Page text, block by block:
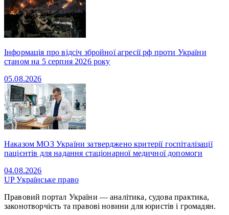
Інформація про відсіч збройної агресії рф проти України
станом на 5 серпня 2026 року
05.08.2026
Наказом МОЗ України затверджено критерії госпіталізації
пацієнтів для надання стаціонарної медичної допомоги
04.08.2026
UPУкраїнське право
Правовий портал України — аналітика, судова практика,
законотворчість та правові новини для юристів і громадян.